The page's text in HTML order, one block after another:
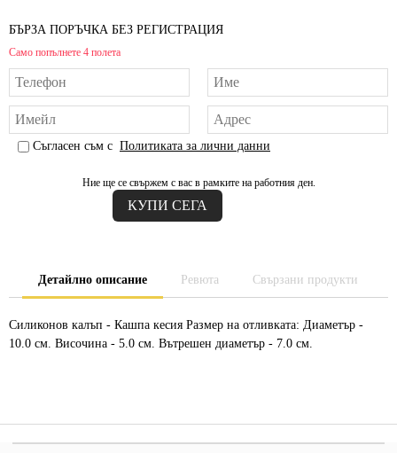
БЪРЗА ПОРЪЧКА БЕЗ РЕГИСТРАЦИЯ
Само попълнете 4 полета
Съгласен съм с Политиката за лични данни
Ние ще се свържем с вас в рамките на работния ден.
Детайлно описание Ревюта Свързани продукти
Силиконов калъп - Кашпа кесия Размер на отливката: Диаметър -
10.0 см. Височина - 5.0 см. Вътрешен диаметър - 7.0 см.